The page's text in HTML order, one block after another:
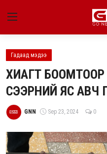
Улс төр
Нийгэм
Энтертайнмент
Live
Гадаад мэдээ
ХИАГТ
СЭЭРНИЙ ЯС АВЧ
GNN Sep 23, 2024 0